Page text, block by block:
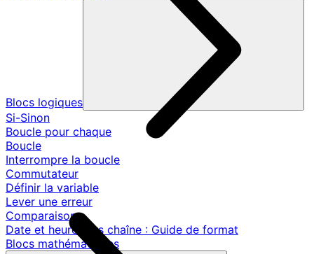
Blocs logiques
Si-Sinon
Boucle pour chaque
Boucle
Interrompre la boucle
Commutateur
Définir la variable
Lever une erreur
Comparaison
Date et heure vers chaîne : Guide de format
Blocs mathématiques